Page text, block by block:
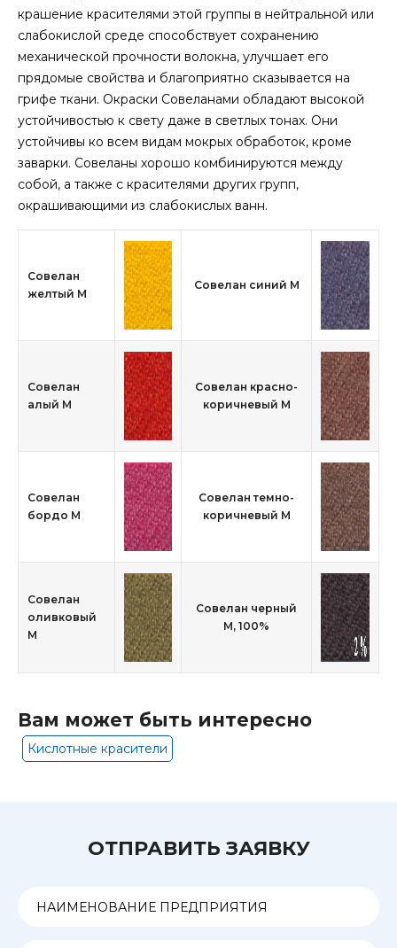
крашение красителями этой группы в нейтральной или
слабокислой среде способствует сохранению
механической прочности волокна, улучшает его
прядомые свойства и благоприятно сказывается на
грифе ткани. Окраски Совеланами обладают высокой
устойчивостью к свету даже в светлых тонах. Они
устойчивы ко всем видам мокрых обработок, кроме
заварки. Совеланы хорошо комбинируются между
собой, а также с красителями других групп,
окрашивающими из слабокислых ванн.
Совелан
желтый М
Совелан синий М
Совелан
алый М
Совелан красно-
коричневый М
Совелан
бордо М
Совелан темно-
коричневый М
Совелан
оливковый
М
Совелан черный
М, 100%
Вам может быть интересно
Кислотные красители
ОТПРАВИТЬ ЗАЯВКУ